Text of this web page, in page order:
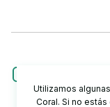
Utilizamos
Coral. Si no